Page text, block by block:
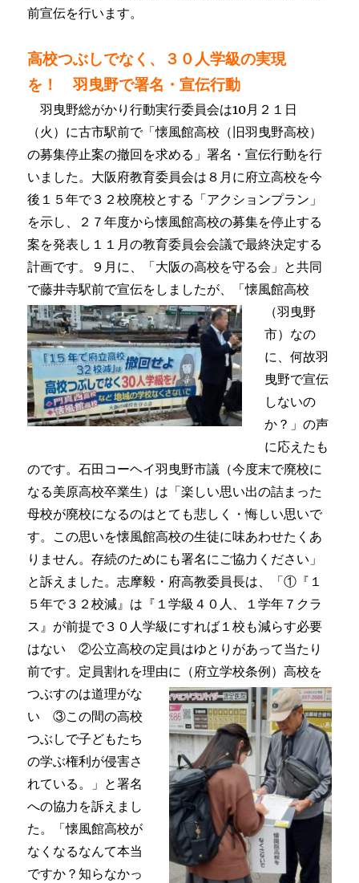
前宣伝を行います。
高校つぶしでなく、３０人学級の実現
を！ 羽曳野で署名・宣伝行動
羽曳野総がかり行動実行委員会は10月２１日
（火）に古市駅前で「懐風館高校（旧羽曳野高校）
の募集停止案の撤回を求める」署名・宣伝行動を行
いました。大阪府教育委員会は８月に府立高校を今
後１５年で３２校廃校とする「アクションプラン」
を示し、２７年度から懐風館高校の募集を停止する
案を発表し１１月の教育委員会会議で最終決定する
計画です。９月に、「大阪の高校を守る会」と共同
で藤井寺駅前で宣伝をしま したが、「懐風館高校
（羽曳野
市）なの
に、何故羽
曳野で宣伝
しないの
か？」の声
に応えたも
のです。石田コーヘイ羽曳野市議（今度末で廃校に
なる美原高校卒業生）は「楽しい思い出の詰まった
母校が廃校になるのはとても悲しく・悔しい思いで
す。この思いを懐風館高校の生徒に味あわせたくあ
りません。存続のためにも署名にご協力ください」
と訴えました。志摩毅・府高教委員長は、「①『１
５年で３２校減』は『１学級４０人、１学年７クラ
ス』が前提で３０人学級にすれば１校も減らす必要
はない ②公立高校の定員はゆとりがあって当たり
前です。定員割れを理由に（府立学校条例）高校を
つぶすのは道理がな
い ③この間の高校
つぶしで子どもたち
の学ぶ権利が侵害さ
れている。」と署名
への協力を訴えまし
た。「懐風館高校が
なくなるなんて本当
ですか？知らなかっ